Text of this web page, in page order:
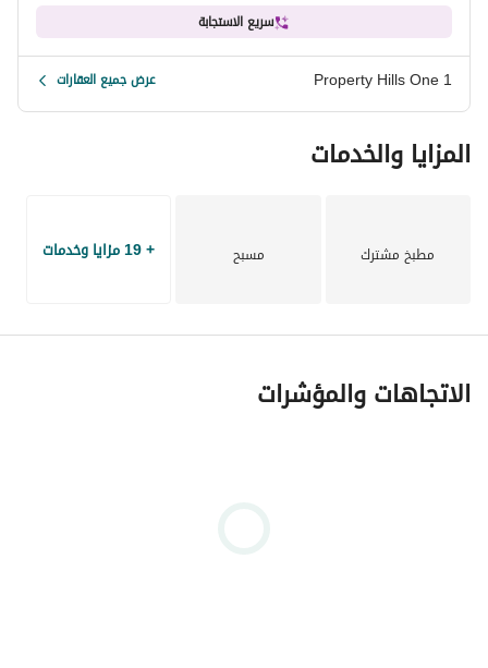
سريع الاستجابة
Property Hills One 1 عرض جميع العقارات
المزايا والخدمات
مطبخ مشترك مسبح + 19 مزايا وخدمات
الاتجاهات والمؤشرات